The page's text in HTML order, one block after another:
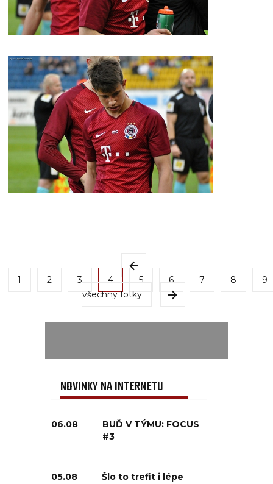
1 2 3 4 5 6 7 8
9
všechny fotky
NOVINKY NA INTERNETU
06.08
BUĎ V TÝMU: FOCUS
#3
05.08 Šlo to trefit i lépe